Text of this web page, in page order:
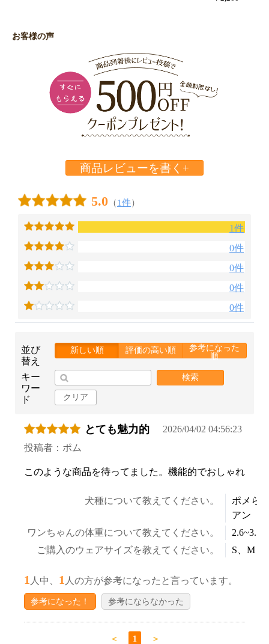
お買い物を続ける カートへ進む
お客様の声
商品レビューを書く+
5.0 （1件）
1件
0件
0件
0件
0件
並び
替え
新しい順 評価の高い順
参考になった
順
キー
ワー
ド
検索
クリア
とても魅力的
2026/04/02 04:56:23
投稿者：ポム
このような商品を待ってました。機能的でおしゃれ
犬種について教えてください。
ポメら
アン
ワンちゃんの体重について教えてください。
ご購入のウェアサイズを教えてください。
S、M
1 人中、 1 人の方が参考になったと言っています。
参考になった！ 参考にならなかった
＜ 1 ＞